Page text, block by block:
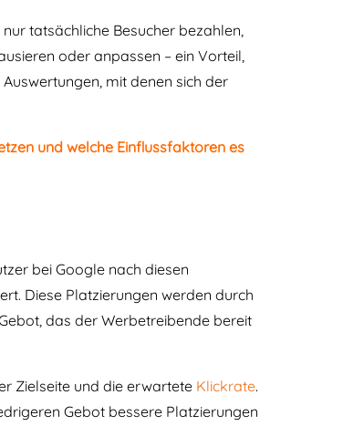
tatsächliche Besucher bezahlen,
oder anpassen – ein Vorteil,
mit denen sich der
und welche Einflussfaktoren es
bei Google nach diesen
Diese Platzierungen werden durch
das der Werbetreibende bereit
Zielseite und die erwartete Klickrate.
Gebot bessere Platzierungen